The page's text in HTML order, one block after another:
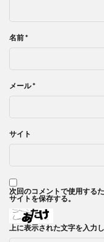
名前*
メール*
サイト
次回のコメントで使用する
サイトを保存する。
上に表示された文字を入力し